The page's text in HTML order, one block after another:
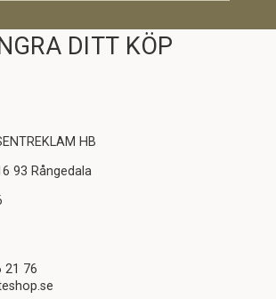
DITT KÖP
HB
93 Rångedala
21 76